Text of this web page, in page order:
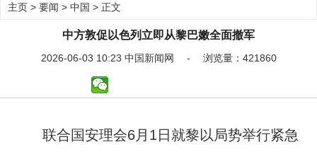
主页 > 要闻 > 中国 > 正文
中方敦促以色列立即从黎巴嫩全面撤军
2026-06-03 10:23 中国新闻网 - 浏览量：421860
联合国安理会6月1日就黎以局势举行紧急